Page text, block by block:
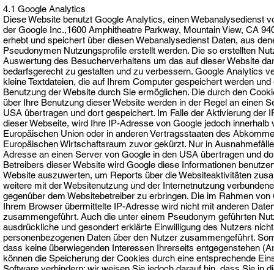
4.1 Google Analytics
Diese Website benutzt Google Analytics, einen Webanalysedienst
der Google Inc.,1600 Amphitheatre Parkway, Mountain View, CA
erhebt und speichert über diesen Webanalysedienst Daten, aus
Pseudonymen Nutzungsprofile erstellt werden. Die so erstellten
Auswertung des Besucherverhaltens um das auf dieser Website
bedarfsgerecht zu gestalten und zu verbessern. Google Analytics
kleine Textdateien, die auf Ihrem Computer gespeichert werden
Benutzung der Website durch Sie ermöglichen. Die durch den
über Ihre Benutzung dieser Website werden in der Regel an einen
USA übertragen und dort gespeichert. Im Falle der Aktivierung der
dieser Webseite, wird Ihre IP-Adresse von Google jedoch innerhalb
Europäischen Union oder in anderen Vertragsstaaten des
Europäischen Wirtschaftsraum zuvor gekürzt. Nur in
Adresse an einen Server von Google in den USA übertragen und
Betreibers dieser Website wird Google diese Informationen
Website auszuwerten, um Reports über die Websiteaktivitäten
weitere mit der Websitenutzung und der Internetnutzung
gegenüber dem Websitebetreiber zu erbringen. Die im Rahmen
Ihrem Browser übermittelte IP-Adresse wird nicht mit anderen
zusammengeführt. Auch die unter einem Pseudonym geführten
ausdrückliche und gesondert erklärte Einwilligung des Nutzers
personenbezogenen Daten über den Nutzer zusammengeführt.
dass keine überwiegenden Interessen Ihrerseits entgegenstehen
können die Speicherung der Cookies durch eine entsprechende